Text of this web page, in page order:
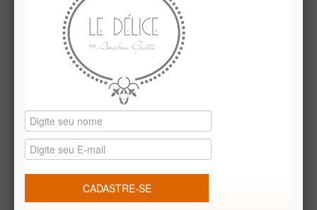
Institucional
Quem Somos
Le Délice Atelier
Lista de comparação
Vale presentes
Produtos temáticos
REDES SOCIAIS